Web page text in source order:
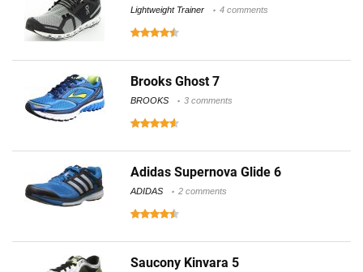
Lightweight Trainer 4 comments
Brooks Ghost 7
BROOKS 3 comments
Adidas Supernova Glide 6
ADIDAS 2 comments
Saucony Kinvara 5